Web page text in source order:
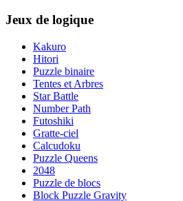
Jeux de logique
Kakuro
Hitori
Puzzle binaire
Tentes et Arbres
Star Battle
Number Path
Futoshiki
Gratte-ciel
Calcudoku
Puzzle Queens
2048
Puzzle de blocs
Block Puzzle Gravity